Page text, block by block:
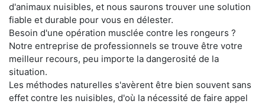
d'animaux nuisibles, et nous saurons trouver une solution
fiable et durable pour vous en délester.
Besoin d'une opération musclée contre les rongeurs ?
Notre entreprise de professionnels se trouve être votre
meilleur recours, peu importe la dangerosité de la
situation.
Les méthodes naturelles s'avèrent être bien souvent sans
effet contre les nuisibles, d'où la nécessité de faire appel